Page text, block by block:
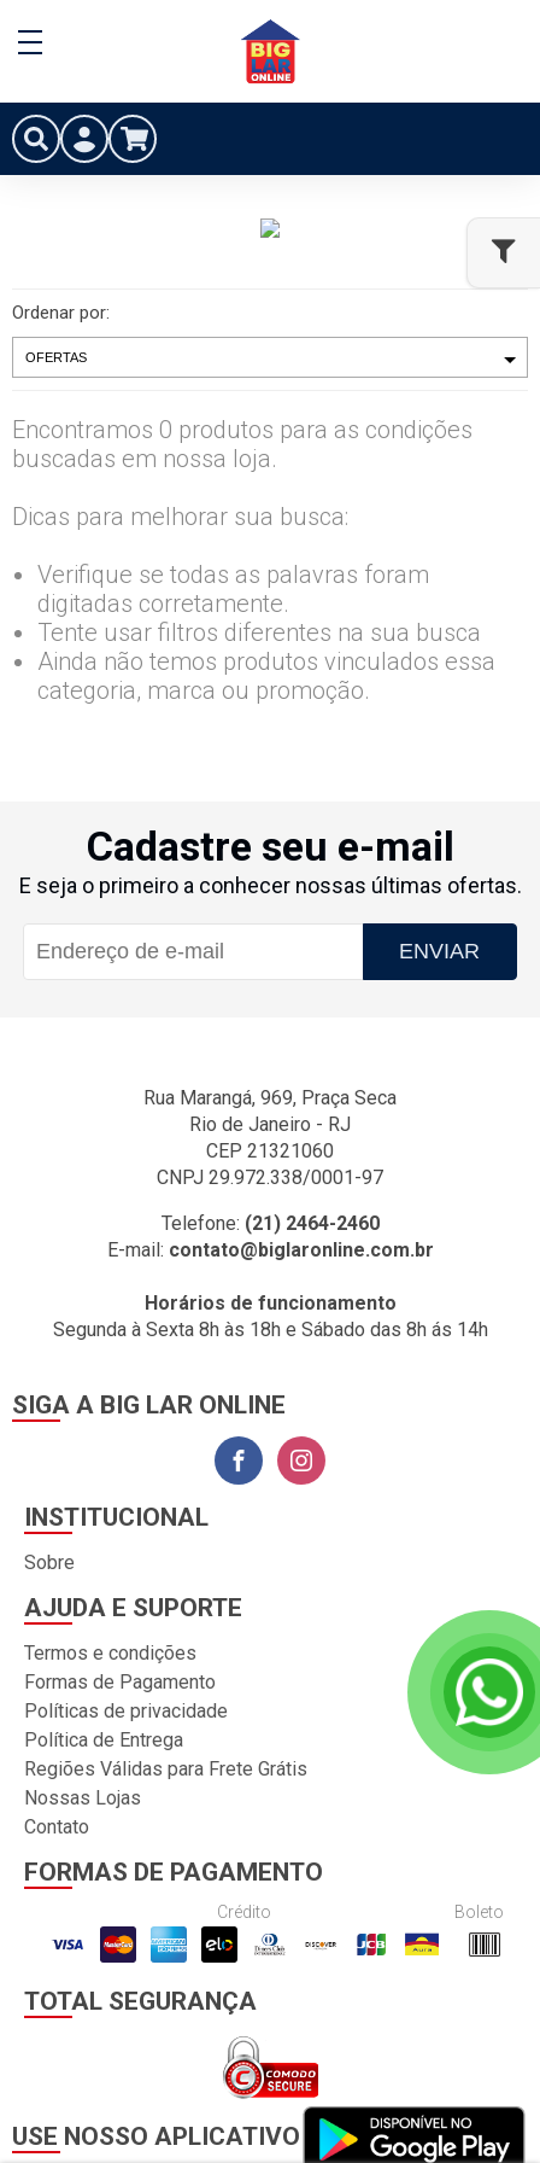
Ordenar por:
Encontramos 0 produtos para as condições
buscadas em nossa loja.
Dicas para melhorar sua busca:
Verifique se todas as palavras foram
digitadas corretamente.
Tente usar filtros diferentes na sua busca
Ainda não temos produtos vinculados essa
categoria, marca ou promoção.
Cadastre seu e-mail
E seja o primeiro a conhecer nossas últimas ofertas.
ENVIAR
Rua Marangá, 969, Praça Seca
Rio de Janeiro - RJ
CEP 21321060
CNPJ 29.972.338/0001-97
Telefone: (21) 2464-2460
E-mail: contato@biglaronline.com.br
Horários de funcionamento
Segunda à Sexta 8h às 18h e Sábado das 8h ás 14h
SIGA A BIG LAR ONLINE
INSTITUCIONAL
Sobre
AJUDA E SUPORTE
Termos e condições
Formas de Pagamento
Políticas de privacidade
Política de Entrega
Regiões Válidas para Frete Grátis
Nossas Lojas
Contato
FORMAS DE PAGAMENTO
Crédito Boleto
TOTAL SEGURANÇA
USE NOSSO APLICATIVO